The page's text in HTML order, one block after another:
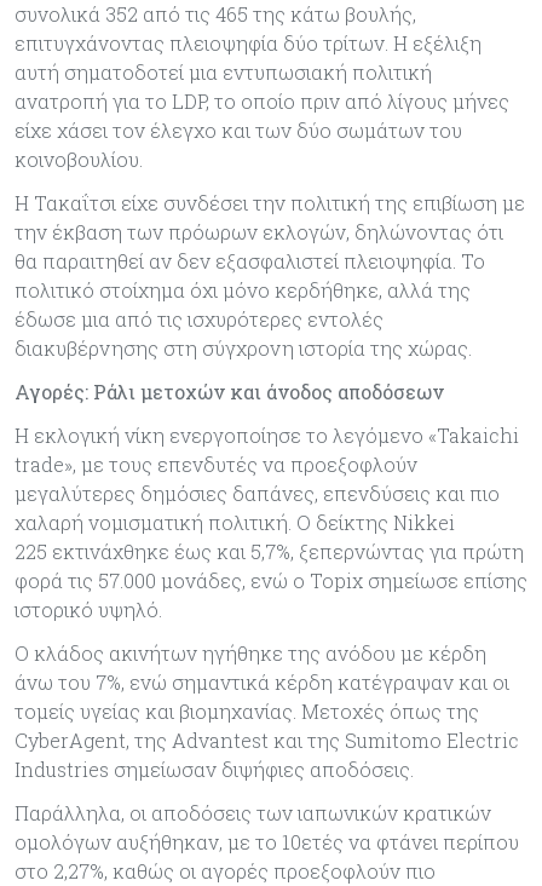
συνολικά 352 από τις 465 της κάτω βουλής,
επιτυγχάνοντας πλειοψηφία δύο τρίτων. Η εξέλιξη
αυτή σηματοδοτεί μια εντυπωσιακή πολιτική
ανατροπή για το LDP, το οποίο πριν από λίγους μήνες
είχε χάσει τον έλεγχο και των δύο σωμάτων του
κοινοβουλίου.
Η Τακαΐτσι είχε συνδέσει την πολιτική της επιβίωση με
την έκβαση των πρόωρων εκλογών, δηλώνοντας ότι
θα παραιτηθεί αν δεν εξασφαλιστεί πλειοψηφία. Το
πολιτικό στοίχημα όχι μόνο κερδήθηκε, αλλά της
έδωσε μια από τις ισχυρότερες εντολές
διακυβέρνησης στη σύγχρονη ιστορία της χώρας.
Αγορές: Ράλι μετοχών και άνοδος αποδόσεων
Η εκλογική νίκη ενεργοποίησε το λεγόμενο «Takaichi
trade», με τους επενδυτές να προεξοφλούν
μεγαλύτερες δημόσιες δαπάνες, επενδύσεις και πιο
χαλαρή νομισματική πολιτική. Ο δείκτης Nikkei
225 εκτινάχθηκε έως και 5,7%, ξεπερνώντας για πρώτη
φορά τις 57.000 μονάδες, ενώ ο Topix σημείωσε επίσης
ιστορικό υψηλό.
Ο κλάδος ακινήτων ηγήθηκε της ανόδου με κέρδη
άνω του 7%, ενώ σημαντικά κέρδη κατέγραψαν και οι
τομείς υγείας και βιομηχανίας. Μετοχές όπως της
CyberAgent, της Advantest και της Sumitomo Electric
Industries σημείωσαν διψήφιες αποδόσεις.
Παράλληλα, οι αποδόσεις των ιαπωνικών κρατικών
ομολόγων αυξήθηκαν, με το 10ετές να φτάνει περίπου
στο 2,27%, καθώς οι αγορές προεξοφλούν πιο